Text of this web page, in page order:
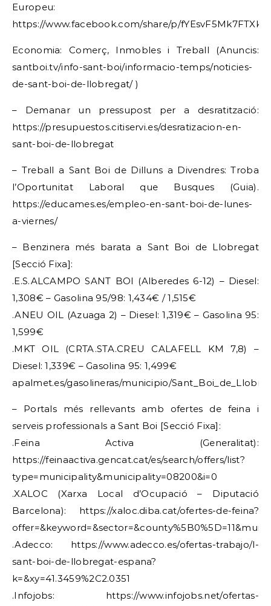
Europeu:
https://www.facebook.com/share/p/
Economia: Comerç, Inmobles i Treball (Anuncis:
santboi.tv/info-sant-boi/informacio-temps/noticies-
de-sant-boi-de-llobregat/ )
– Demanar un pressupost per a desratització:
https://presupuestos.citiservi.es/desratizacion-en-
sant-boi-de-llobregat
– Treball a Sant Boi de Dilluns a Divendres: Troba
l’Oportunitat Laboral que Busques (Guia).
https://educames.es/empleo-en-sant-boi-de-lunes-
a-viernes/
– Benzinera més barata a Sant Boi de Llobregat
[Secció Fixa]:
.E.S.ALCAMPO SANT BOI (Alberedes 6-12) – Diesel:
1,308€ – Gasolina 95/98: 1,434€ / 1,515€
.ANEU OIL (Azuaga 2) – Diesel: 1,319€ – Gasolina 95:
1,599€
.MKT OIL (CRTA.STA.CREU CALAFELL KM 7,8) –
Diesel: 1,339€ – Gasolina 95: 1,499€
apalmet.es/gasolineras/municipio/
– Portals més rellevants amb ofertes de feina i
serveis professionals a Sant Boi [Secció Fixa]:
.Feina Activa (Generalitat):
https://feinaactiva.gencat.cat/es/search/offers/list?
type=municipality&municipality=08200&i=0
.XALOC (Xarxa Local d’Ocupació – Diputació
Barcelona): https://xaloc.diba.cat/ofertes-de-feina?
.Adecco: https://www.adecco.es/ofertas-trabajo/l-
sant-boi-de-llobregat-espana?
k=&xy=41.3459%2C2.0351
.Infojobs: https://www.infojobs.net/ofertas-